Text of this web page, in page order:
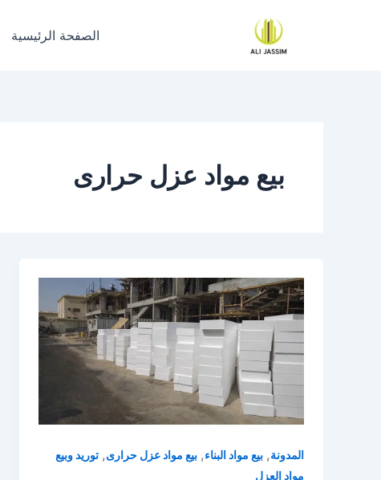
الصفحة الرئيسية
بيع مواد عزل حرارى
المدونة, بيع مواد البناء, بيع مواد عزل حرارى, توريد وبيع
مواد العزل